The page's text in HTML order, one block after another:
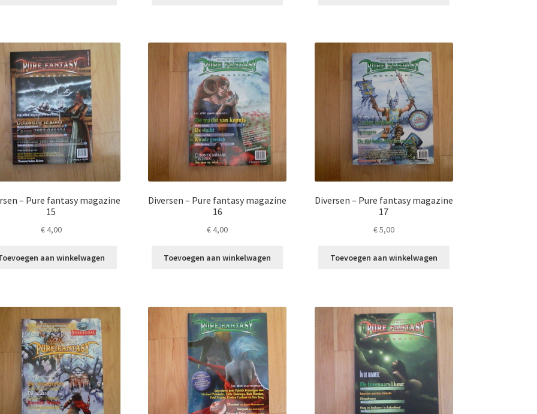
– Pure fantasy magazine
15
€4,00
aan winkelwagen
Diversen – Pure fantasy magazine
16
€4,00
Toevoegen aan winkelwagen
Diversen – Pure fantasy magazine
17
€5,00
Toevoegen aan winkelwagen